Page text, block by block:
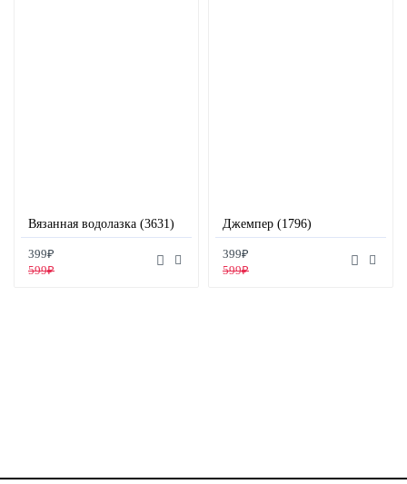
Вязанная водолазка (3631)
399₽
599₽
Джемпер (1796)
399₽
599₽